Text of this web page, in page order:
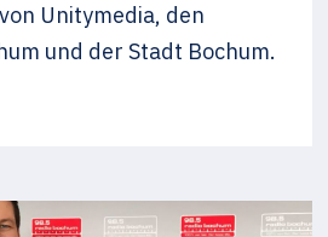
Unitymedia, den
und der Stadt Bochum.